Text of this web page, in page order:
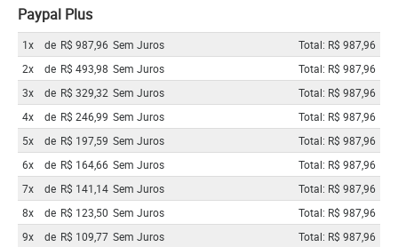
Paypal Plus
1x de R$ 987,96 Sem Juros
Total: R$ 987,96
2x
de R$ 493,98 Sem Juros
Total: R$ 987,96
3x
de R$ 329,32 Sem Juros
Total: R$ 987,96
4x
de R$ 246,99 Sem Juros
Total: R$ 987,96
5x
de R$ 197,59 Sem Juros
Total: R$ 987,96
6x
de R$ 164,66 Sem Juros
Total: R$ 987,96
7x
de R$ 141,14 Sem Juros
Total: R$ 987,96
8x
de R$ 123,50 Sem Juros
Total: R$ 987,96
9x
de R$ 109,77 Sem Juros
Total: R$ 987,96